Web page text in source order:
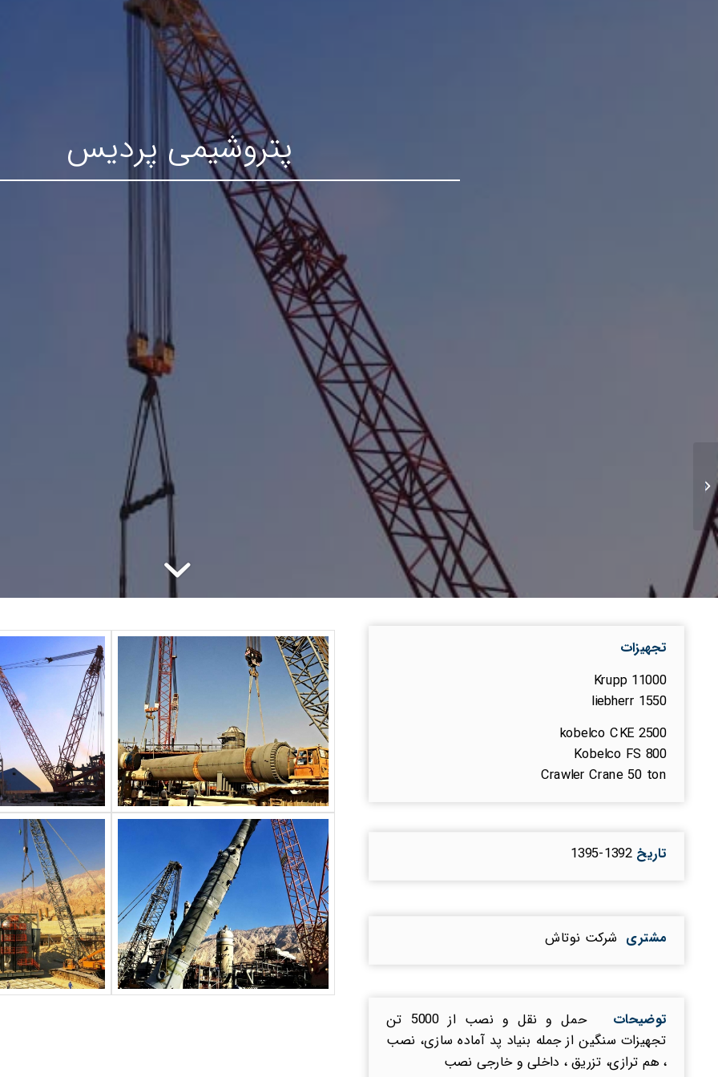
پتروشیمی پردیس
تجهیزات
Krupp 11000
liebherr 1550
kobelco CKE 2500
Kobelco FS 800
Crawler Crane 50 ton
تاریخ 1392-1395
مشتری شرکت نوتاش
توضیحات حمل و نقل و نصب از 5000 تن
تجهیزات سنگین از جمله بنیاد پد آماده سازی، نصب
، هم ترازی، تزریق ، داخلی و خارجی نصب